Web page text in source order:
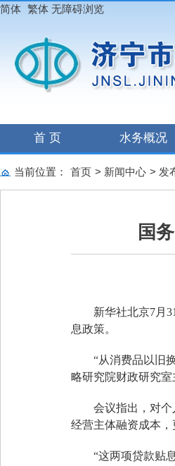
简体 繁体 无障碍浏览
首 页 水务概况
当前位置： 首页 > 新闻中心 > 发
国
新华社北京7月
息政策。
“从消费品以旧
略研究院财政研究室
会议指出，对
经营主体融资成本
“这两项贷款贴